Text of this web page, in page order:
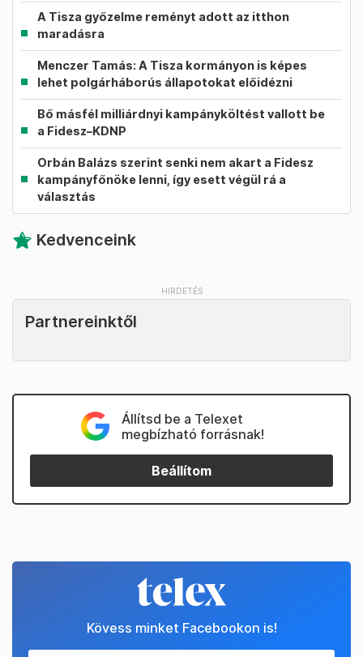
A Tisza győzelme reményt adott az itthon
maradásra
Menczer Tamás: A Tisza kormányon is képes
lehet polgárháborús állapotokat előidézni
Bő másfél milliárdnyi kampányköltést vallott be
a Fidesz–KDNP
Orbán Balázs szerint senki nem akart a Fidesz
kampányfőnöke lenni, így esett végül rá a
választás
Kedvenceink
Partnereinktől
Állítsd be a Telexet
megbízható forrásnak!
Beállítom
Kövess minket Facebookon is!